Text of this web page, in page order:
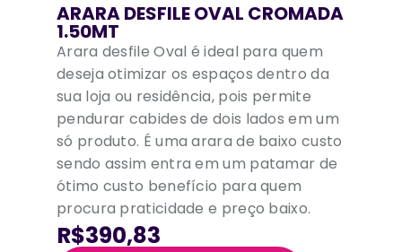
ARARA DESFILE OVAL CROMADA
1.50MT
Arara desfile Oval é ideal para quem
deseja otimizar os espaços dentro da
sua loja ou residência, pois permite
pendurar cabides de dois lados em um
só produto. É uma arara de baixo custo
sendo assim entra em um patamar de
ótimo custo benefício para quem
procura praticidade e preço baixo.
R$390,83